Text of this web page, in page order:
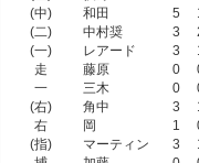
(中)
和田 5
(二)
中村奨 3
(一)
レアード 3
走
藤原 0
一
三木 0
(右)
角中 3
右
岡 1
(指)
マーティン 3